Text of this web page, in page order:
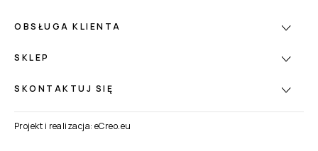
OBSŁUGA KLIENTA
SKLEP
SKONTAKTUJ SIĘ
Projekt i realizacja: eCreo.eu